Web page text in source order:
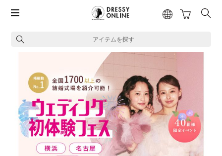
アイテムを探す